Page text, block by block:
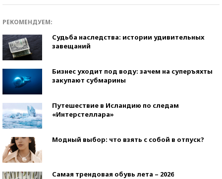
РЕКОМЕНДУЕМ:
Судьба наследства: истории удивительных
завещаний
Бизнес уходит под воду: зачем на суперъяхты
закупают субмарины
Путешествие в Исландию по следам
«Интерстеллара»
Модный выбор: что взять с собой в отпуск?
Самая трендовая обувь лета – 2026